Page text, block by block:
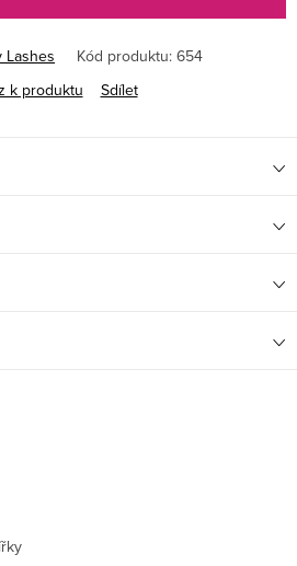
Lashes Kód produktu: 654
k produktu
Sdílet